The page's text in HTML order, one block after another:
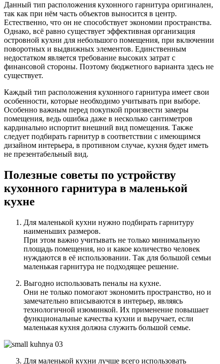
Данный тип расположения кухонного гарнитура оригинален,
так как при нём часть объектов выносится в центр.
Естественно, что он не способствует экономии пространства.
Однако, всё равно существует эффективная организация
островной кухни для небольшого помещения, при включении
поворотных и выдвижных элементов. Единственным
недостатком является требование высоких затрат с
финансовой стороны. Поэтому бюджетного варианта здесь не
существует.
Каждый тип расположения кухонного гарнитура имеет свои
особенности, которые необходимо учитывать при выборе.
Особенно важным перед покупкой произвести замеры
помещения, ведь ошибка даже в несколько сантиметров
кардинально испортит внешний вид помещения. Также
следует подбирать гарнитур в соответствии с имеющимся
дизайном интерьера, в противном случае, кухня будет иметь
не презентабельный вид.
Полезные советы по устройству
кухонного гарнитура в маленькой
кухне
Для маленькой кухни нужно подбирать гарнитуру
наименьших размеров.
При этом важно учитывать не только минимальную
площадь помещения, но и какое количество человек
нуждаются в её использовании. Так для большой семьи
маленькая гарнитура не подходящее решение.
Выгодно использовать пеналы на кухне.
Они не только помогают экономить пространство, но и
замечательно вписываются в интерьер, являясь
технологичной изюминкой. Их применение повышает
функциональные качества кухни и выручает, если
маленькая кухня должна служить большой семье.
Для маленькой кухни лучше всего использовать